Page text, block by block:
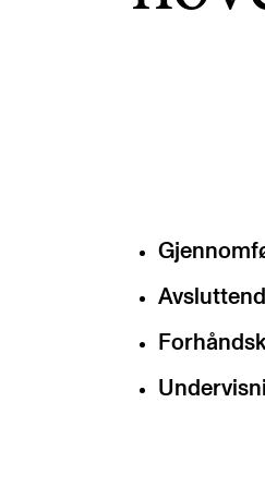
Si ifra!
Betalte
Utveksling og
Velferd og